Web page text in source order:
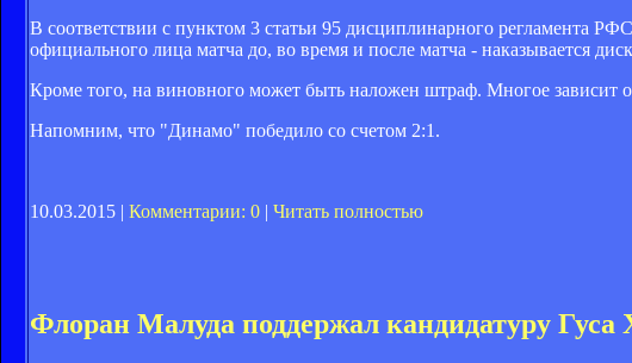
В соответствии с пунктом 3 статьи 95 дисциплинарного
официального лица матча до, во время и после матча - наказывается
Кроме того, на виновного может быть наложен штраф. Многое зависит
Напомним, что "Динамо" победило со счетом 2:1.
10.03.2015 | Комментарии: 0 | Читать полностью
Флоран Малуда поддержал кандидатуру Гуса